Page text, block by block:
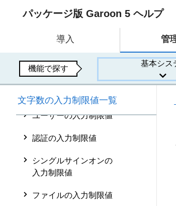
パッケージ版 Garoon 5 ヘルプ
導入 管
機能で探す
基本シス
文字数の入力制限値一覧
お客様情報の入力制限
アプリケーションの入
ユーザーの入力制限値
認証の入力制限値
シングルサインオンの
入力制限値
ファイルの入力制限値